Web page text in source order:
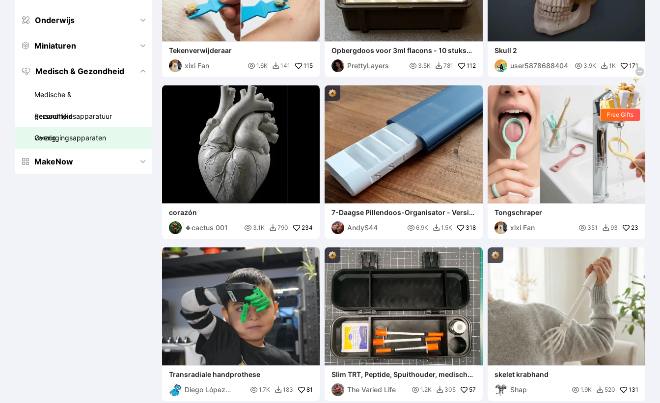
 Onderwijs 
 Miniaturen 
 Medisch & Gezondheid 
Medische &
gezondheidsapparatuur
Persoonlijke
verzorgingsapparaten
Overig
 MakeNow 
Tekenverwijderaar
xixi Fan
 1.6K  141 115
Opbergdoos voor 3ml flacons - 10 stuks
(Geen bevestigingsmateriaal vereist)
PrettyLayers
 3.5K  781 112
Skull 2
user5878688404
 3.9K  1K 171
corazón
🌵cactus 001
 3.1K  790 234
7-Daagse Pillendoos-Organisator - Versie
2 (Breed)
AndyS44
 6.9K  1.5K 318
Tongschraper
xixi Fan
 351  93 23
Transradiale handprothese
Diego López
 1.7K  183 81
Slim TRT, Peptide, Spuithouder, medische
opbergdoos
The Varied Life
 1.2K  305 57
skelet krabhand
Shap
 1.9K  520 131
Free Gifts